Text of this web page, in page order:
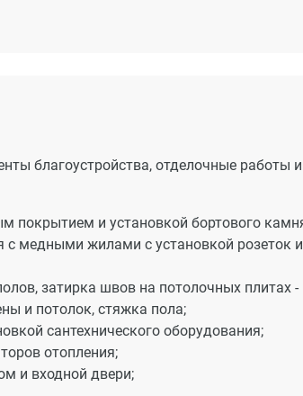
благоустройства, отделочные работы и
покрытием и установкой бортового
с медными жилами с установкой розеток и
затирка швов на потолочных плитах -
и потолок, стяжка пола;
сантехнического оборудования;
отопления;
и входной двери;